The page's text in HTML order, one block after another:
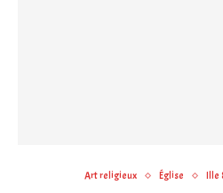
Art religieux Église Ille